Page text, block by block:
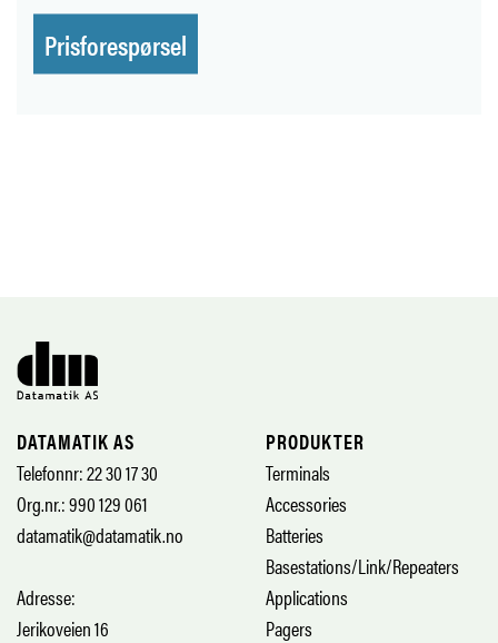
Prisforespørsel
DATAMATIK AS
Telefonnr: 22 30 17 30
Org.nr.: 990 129 061
datamatik@datamatik.no
Adresse:
Jerikoveien 16
PRODUKTER
Terminals
Accessories
Batteries
Basestations/Link/Repeaters
Applications
Pagers